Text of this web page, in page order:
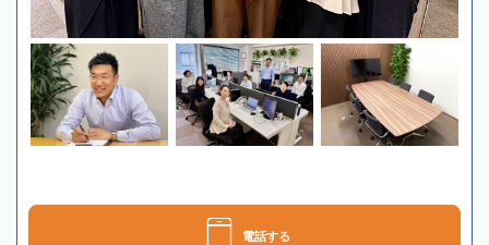
電話する